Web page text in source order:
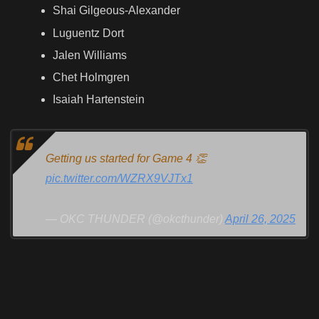
Shai Gilgeous-Alexander
Luguentz Dort
Jalen Williams
Chet Holmgren
Isaiah Hartenstein
Getting us started for Game 4 👏
pic.twitter.com/WZRX9VJTx1
— OKC THUNDER (@okcthunder) April 26, 2025